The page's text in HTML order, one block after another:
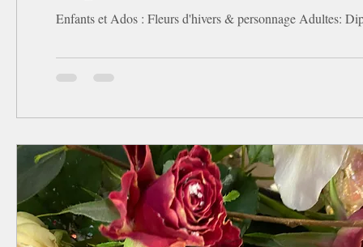
Enfants et Ados : Fleurs d'hivers & personnage Adultes: